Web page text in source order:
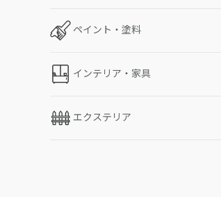
ペイント・塗料
インテリア・家具
エクステリア